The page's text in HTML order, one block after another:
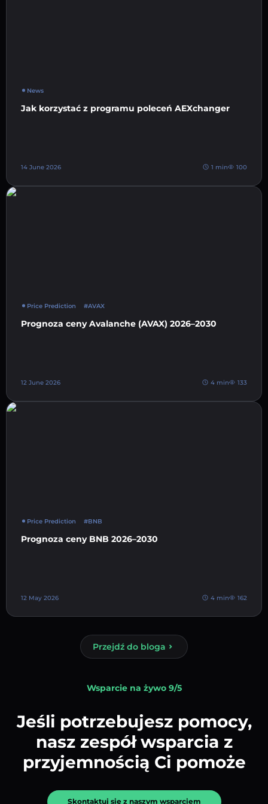
News
Jak korzystać z programu poleceń AEXchanger
14 June 2026 1 min 100
Price Prediction #AVAX
Prognoza ceny Avalanche (AVAX) 2026–2030
12 June 2026 4 min 133
Price Prediction #BNB
Prognoza ceny BNB 2026–2030
12 May 2026 4 min 162
Przejdź do bloga
Wsparcie na żywo 9/5
Jeśli potrzebujesz pomocy,
nasz zespół wsparcia z
przyjemnością Ci pomoże
Skontaktuj się z naszym wsparciem